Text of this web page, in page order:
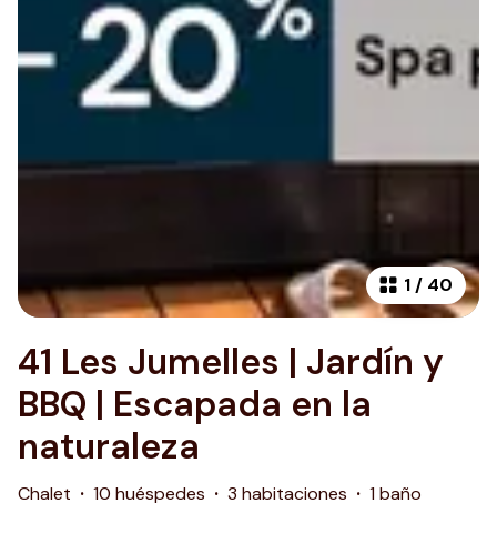
1 / 40
41 Les Jumelles | Jardín y
BBQ | Escapada en la
naturaleza
Chalet · 10 huéspedes · 3 habitaciones · 1 baño